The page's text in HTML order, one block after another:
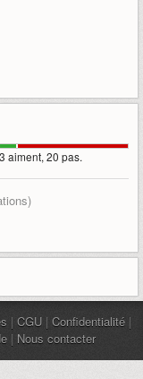
3 aiment, 20 pas.
| CGU | Confidentialité |
| Nous contacter